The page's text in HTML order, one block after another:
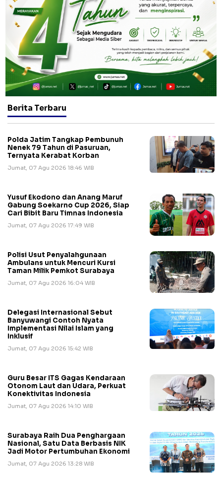
Berita Terbaru
Polda Jatim Tangkap Pembunuh
Nenek 79 Tahun di Pasuruan,
Ternyata Kerabat Korban
Jumat, 07 Agu 2026 18:46 WIB
Yusuf Ekodono dan Anang Maruf
Gabung Soekarno Cup 2026, Siap
Cari Bibit Baru Timnas Indonesia
Jumat, 07 Agu 2026 17:49 WIB
Polisi Usut Penyalahgunaan
Ambulans untuk Mencuri Kursi
Taman Milik Pemkot Surabaya
Jumat, 07 Agu 2026 16:04 WIB
Delegasi Internasional Sebut
Banyuwangi Contoh Nyata
Implementasi Nilai Islam yang
Inklusif
Jumat, 07 Agu 2026 15:42 WIB
Guru Besar ITS Gagas Kendaraan
Otonom Laut dan Udara, Perkuat
Konektivitas Indonesia
Jumat, 07 Agu 2026 14:10 WIB
Surabaya Raih Dua Penghargaan
Nasional, Satu Data Berbasis NIK
Jadi Motor Pertumbuhan Ekonomi
Jumat, 07 Agu 2026 13:28 WIB